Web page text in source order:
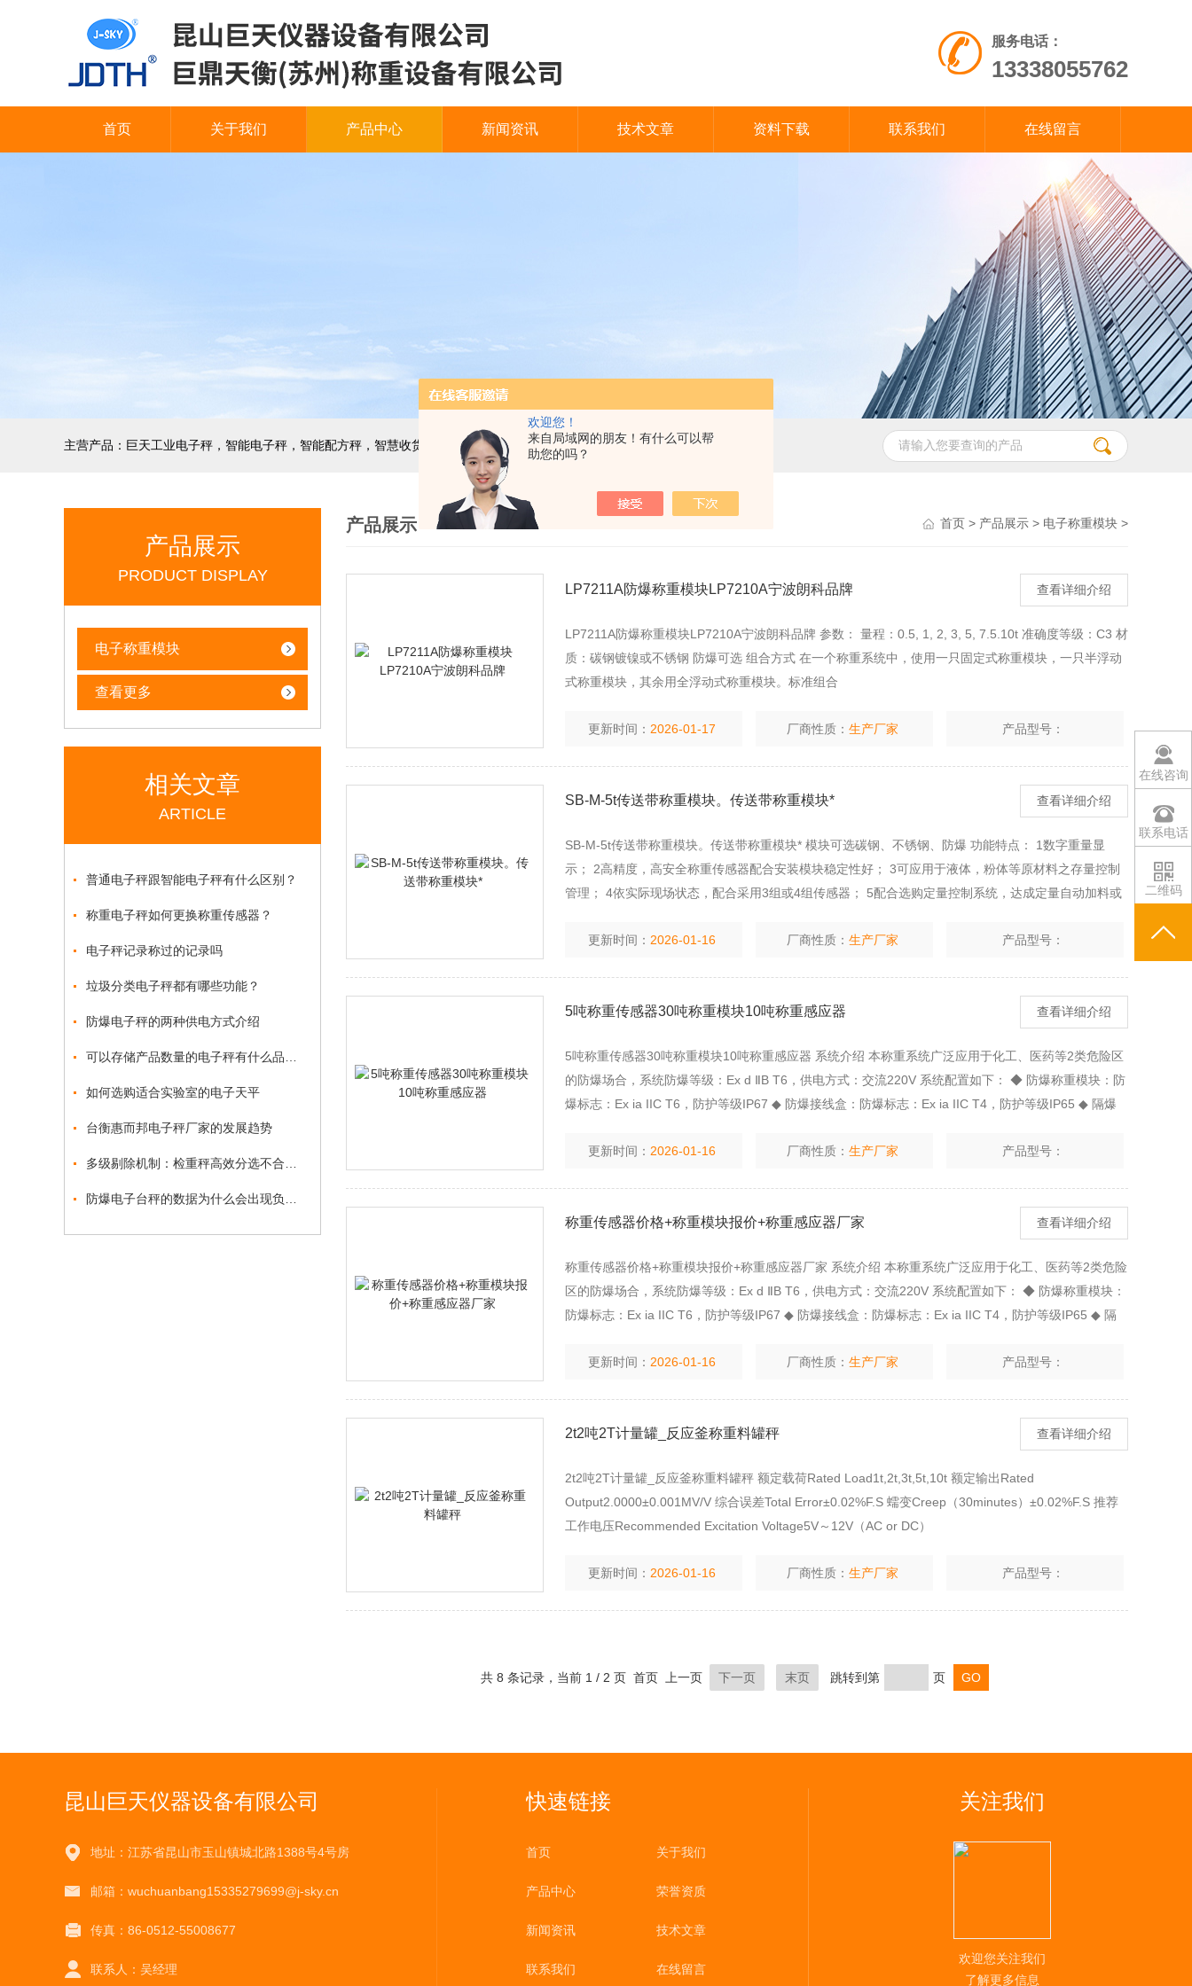
欢迎您！
来自局域网的朋友！有什么可以帮
助您的吗？
服务电话：
13338055762
首页 关于我们 产品中心 新闻资讯 技术文章 资料下载 联系我们 在线留言
主营产品：巨天工业电子秤，智能电子秤，智能配方秤，智慧收货秤，自动称重机，精密电子天平，电子台秤，电子地磅，电子桌秤，在线称重设备等衡器的软硬件研发与非标定制
产品展示
PRODUCT DISPLAY
电子称重模块
查看更多
相关文章
ARTICLE
普通电子秤跟智能电子秤有什么区别？
称重电子秤如何更换称重传感器？
电子秤记录称过的记录吗
垃圾分类电子秤都有哪些功能？
防爆电子秤的两种供电方式介绍
如何选购适合实验室的电子天平
台衡惠而邦电子秤厂家的发展趋势
产品展示 首页 > 产品展示 > 电子称重模块 >
LP7211A防爆称重模块LP7210A宁波朗科品牌 查看详细介绍
LP7211A防爆称重模块LP7210A宁波朗科品牌 参数： 量程：0.5, 1, 2, 3, 5, 7.5.10t 准确度等级：C3 材
质：碳钢镀镍或不锈钢 防爆可选 组合方式 在一个称重系统中，使用一只固定式称重模块，一只半浮动
式称重模块，其余用全浮动式称重模块。标准组合
更新时间： 2026-01-17 厂商性质：生产厂家 产品型号：
SB-M-5t传送带称重模块。传送带称重模块* 查看详细介绍
SB-M-5t传送带称重模块。传送带称重模块* 模块可选碳钢、不锈钢、防爆 功能特点： 1数字重量显
示； 2高精度，高安全称重传感器配合安装模块稳定性好； 3可应用于液体，粉体等原材料之存量控制
管理； 4依实际现场状态，配合采用3组或4组传感器； 5配合选购定量控制系统，达成定量自动加料或
更新时间： 2026-01-16 厂商性质：生产厂家 产品型号：
5吨称重传感器30吨称重模块10吨称重感应器 查看详细介绍
5吨称重传感器30吨称重模块10吨称重感应器 系统介绍 本称重系统广泛应用于化工、医药等2类危险区
的防爆场合，系统防爆等级：Ex d ⅡB T6，供电方式：交流220V 系统配置如下： ◆ 防爆称重模块：防
爆标志：Ex ia IIC T6，防护等级IP67 ◆ 防爆接线盒：防爆标志：Ex ia IIC T4，防护等级IP65 ◆ 隔爆
更新时间： 2026-01-16 厂商性质：生产厂家 产品型号：
称重传感器价格+称重模块报价+称重感应器厂家 查看详细介绍
称重传感器价格+称重模块报价+称重感应器厂家 系统介绍 本称重系统广泛应用于化工、医药等2类危险
区的防爆场合，系统防爆等级：Ex d ⅡB T6，供电方式：交流220V 系统配置如下： ◆ 防爆称重模块：
防爆标志：Ex ia IIC T6，防护等级IP67 ◆ 防爆接线盒：防爆标志：Ex ia IIC T4，防护等级IP65 ◆ 隔
更新时间： 2026-01-16 厂商性质：生产厂家 产品型号：
2t2吨2T计量罐_反应釜称重料罐秤 查看详细介绍
2t2吨2T计量罐_反应釜称重料罐秤 额定载荷Rated Load1t,2t,3t,5t,10t 额定输出Rated
Output2.0000±0.001MV/V 综合误差Total Error±0.02%F.S 蠕变Creep（30minutes）±0.02%F.S 推荐
工作电压Recommended Excitation Voltage5V～12V（AC or DC）
更新时间： 2026-01-16 厂商性质：生产厂家 产品型号：
共 8 条记录，当前 1 / 2 页 首页 上一页 下一页 末页 跳转到第 页
昆山巨天仪器设备有限公司
地址：江苏省昆山市玉山镇城北路1388号4号房
邮箱：wuchuanbang15335279699@j-sky.cn
传真：86-0512-55008677
联系人：吴经理
快速链接
首页 关于我们
产品中心 荣誉资质
新闻资讯 技术文章
联系我们 在线留言
关注我们
欢迎您关注我们
了解更多信息
在线咨询
联系电话
二维码